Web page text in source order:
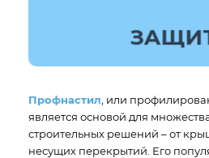
Профнастил , или
является основой для
строительных решений – от
несущих перекрытий. Его